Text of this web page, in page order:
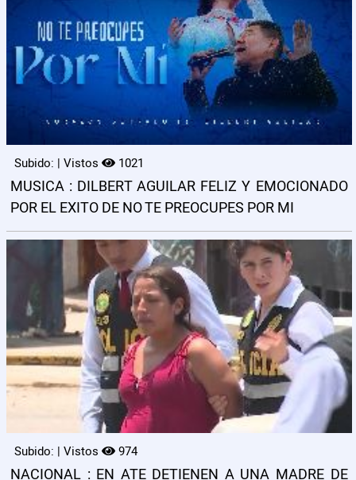
Subido: | Vistos 1021
MUSICA : DILBERT AGUILAR FELIZ Y EMOCIONADO
POR EL EXITO DE NO TE PREOCUPES POR MI
Subido: | Vistos 974
NACIONAL : EN ATE DETIENEN A UNA MADRE DE